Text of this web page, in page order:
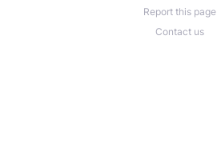
Report this page
Contact us